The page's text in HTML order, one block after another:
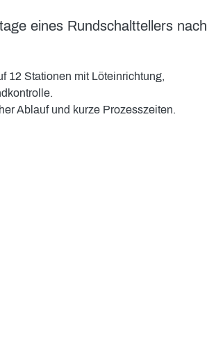
eines Rundschalttellers nach
12 Stationen mit Löteinrichtung,
Ablauf und kurze Prozesszeiten.